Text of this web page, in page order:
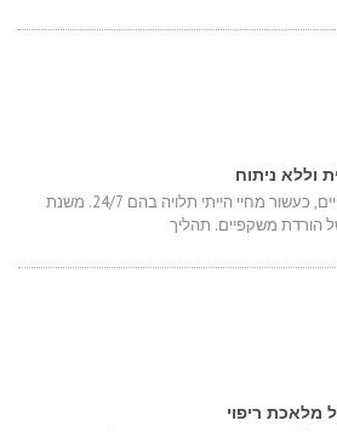
וללא ניתוח
מגיל 20 לערך הרכבתי משקפיים, כעשור מחיי הייתי תלויה בהם 24/7. משנת
מלאכת ריפוי